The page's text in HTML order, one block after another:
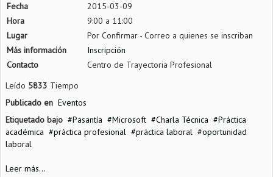
Fecha
2015-03-09
Hora
9:00 a 11:00
Lugar
Por Confirmar - Correo a quienes se inscriban
Más información
Inscripción
Contacto
Centro de Trayectoria Profesional
Leído 5833 Tiempo
Publicado en Eventos
Etiquetado bajo
Pasantía Microsoft Charla Técnica
Práctica
académica
práctica profesional práctica laboral
oportunidad
laboral
Leer más...